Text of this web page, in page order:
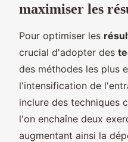
maximiser les
Pour optimiser les
crucial d'adopter des
des méthodes les plus
l'intensification de
inclure des techniques
l'on enchaîne deux
augmentant ainsi la